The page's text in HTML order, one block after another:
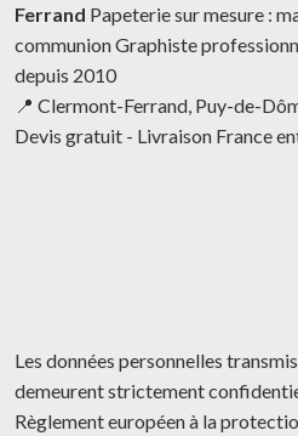
Ferrand Papeterie sur mesure :
communion Graphiste
depuis 2010
📍 Clermont-Ferrand, Puy-de-
Devis gratuit - Livraison France
Les données personnelles
demeurent strictement
Règlement européen à la